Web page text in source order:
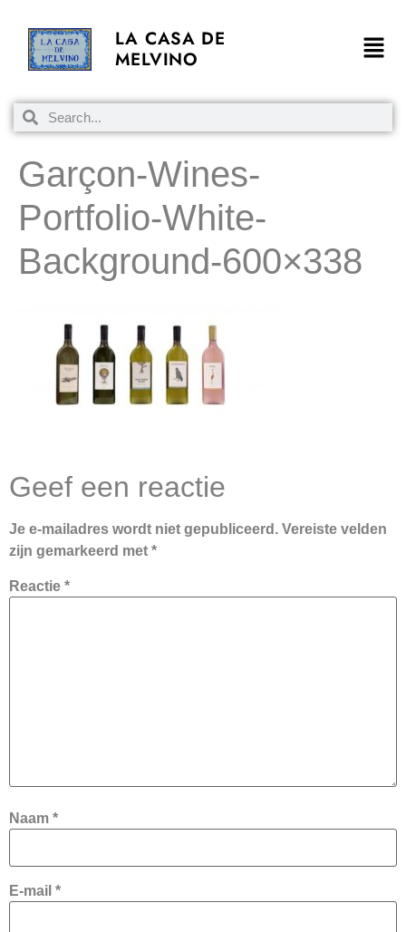
LA CASA DE
MELVINO
Garçon-Wines-
Portfolio-White-
Background-600×338
Geef een reactie
Je e-mailadres wordt niet gepubliceerd. Vereiste velden
zijn gemarkeerd met *
Reactie *
Naam *
E-mail *